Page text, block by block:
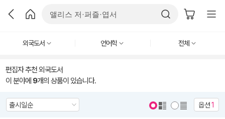
외국도서 언어학 전체
편집자 추천 외국도서
이 분야에 9개의 상품이 있습니다.
옵션1